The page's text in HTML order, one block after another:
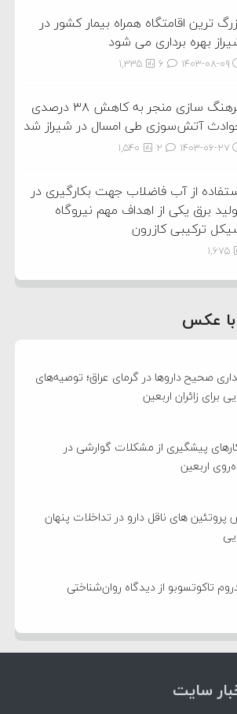
ترین اقامتگاه همراه بیمار کشور در
بهره برداری می شود
۱۴۰۳-۰۸-۰۹ 1,335
فرهنگ سازی منجر به کاهش ۳۸ درصدی
آتش‌سوزی طی امسال در شیراز شد
۱۴۰۳-۰۶-۲۷ 1,540
از آب فاضلاب جهت بکارگیری در
برق یکی از اهداف مهم نیروگاه
ترکیبی کازرون
1,675
با عکس
صحیح داروها در گرمای عراق؛ توصیه‌های
برای زائران اربعین
پیشگیری از مشکلات گوارشی در
اربعین
های ناقل دارو در تداخلات پنهان
تاکوتسوبو از دیدگاه روان‌شناختی
سایت